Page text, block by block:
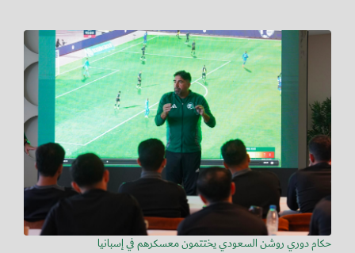
حكام دوري روشن السعودي يختتمون معسكرهم في إسبانيا